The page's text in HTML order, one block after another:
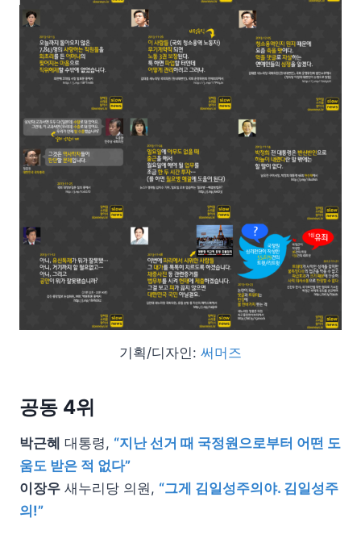
기획/디자인: 써머즈
공동 4위
박근혜 대통령, “지난 선거 때 국정원으로부터 어떤 도
움도 받은 적 없다”
이장우 새누리당 의원, “그게 김일성주의야. 김일성주
의!”